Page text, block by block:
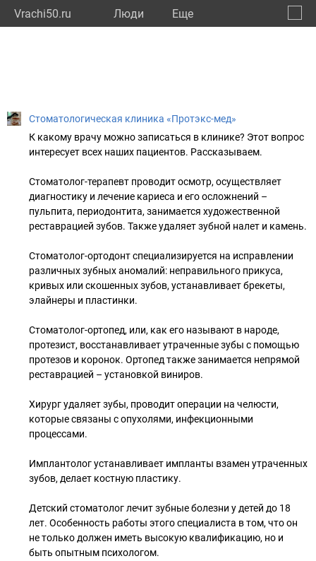
Vrachi50.ru Люди Eще
Стоматологическая клиника «Протэкс-мед»
К какому врачу можно записаться в клинике? Этот вопрос
интересует всех наших пациентов. Рассказываем.
Стоматолог-терапевт проводит осмотр, осуществляет
диагностику и лечение кариеса и его осложнений –
пульпита, периодонтита, занимается художественной
реставрацией зубов. Также удаляет зубной налет и камень.
Стоматолог-ортодонт специализируется на исправлении
различных зубных аномалий: неправильного прикуса,
кривых или скошенных зубов, устанавливает брекеты,
элайнеры и пластинки.
Стоматолог-ортопед, или, как его называют в народе,
протезист, восстанавливает утраченные зубы с помощью
протезов и коронок. Ортопед также занимается непрямой
реставрацией – установкой виниров.
Хирург удаляет зубы, проводит операции на челюсти,
которые связаны с опухолями, инфекционными
процессами.
Имплантолог устанавливает импланты взамен утраченных
зубов, делает костную пластику.
Детский стоматолог лечит зубные болезни у детей до 18
лет. Особенность работы этого специалиста в том, что он
не только должен иметь высокую квалификацию, но и
быть опытным психологом.